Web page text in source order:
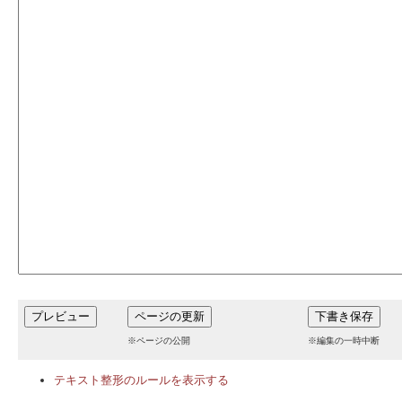
※ページの公開 ※編集の一時中断
テキスト整形のルールを表示する